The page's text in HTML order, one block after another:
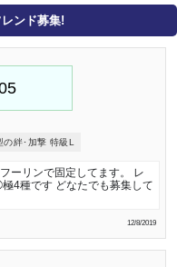
ンド募集!
の絆･加撃 特級L
ーリンで固定してます。 レ
4種です どなたでも募集して
12/8/2019